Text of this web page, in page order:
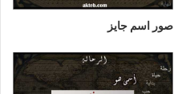
صور اسم جايز